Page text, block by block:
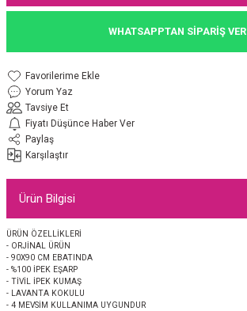
İPEK EŞARP
EŞARP 2025-2026 SONBAHAR KIŞ
EŞARP
ŞAL
JAKAR ŞAL
İpek Koton Şal
WHATSAPPTAN SİPARİŞ VER
Yorum Yaz
Tavsiye Et
Fiyatı Düşünce Haber Ver
Paylaş
Karşılaştır
Ürün Bilgisi
ÜRÜN ÖZELLİKLERİ
- ORJİNAL ÜRÜN
- 90X90 CM EBATINDA
- %100 İPEK EŞARP
- TİVİL İPEK KUMAŞ
- LAVANTA KOKULU
- 4 MEVSİM KULLANIMA UYGUNDUR